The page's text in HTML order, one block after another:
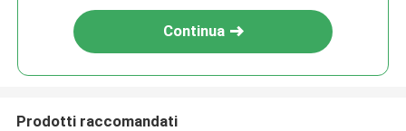
Continua
Prodotti raccomandati